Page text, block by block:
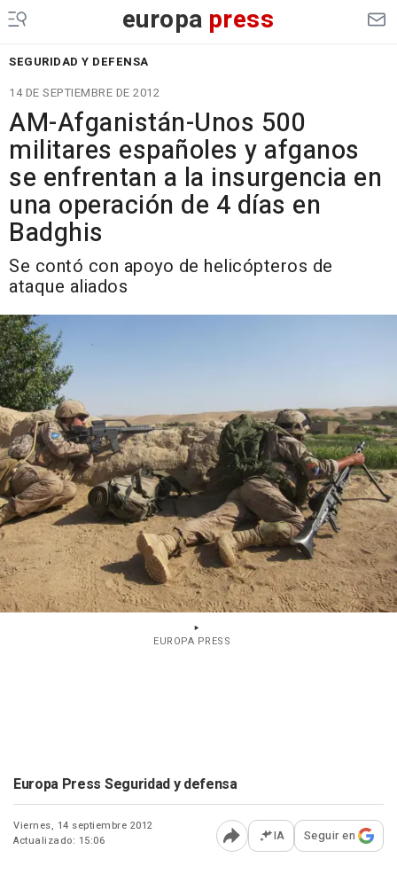
europa press
SEGURIDAD Y DEFENSA
14 DE SEPTIEMBRE DE 2012
AM-Afganistán-Unos 500
militares españoles y afganos
se enfrentan a la insurgencia en
una operación de 4 días en
Badghis
Se contó con apoyo de helicópteros de
ataque aliados
EUROPA PRESS
Europa Press Seguridad y defensa
Viernes, 14 septiembre 2012
Actualizado: 15:06
Abrir opciones para
IA Seguir en